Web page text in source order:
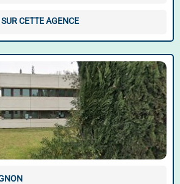
CETTE AGENCE